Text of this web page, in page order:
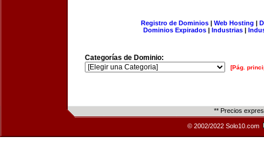
Registro de Dominios| Web Hosting |
Dominios Expirados | Industrias |
Categorías de Dominio:
[Pág.
** Precios
© 2002/2022 Solo10.com